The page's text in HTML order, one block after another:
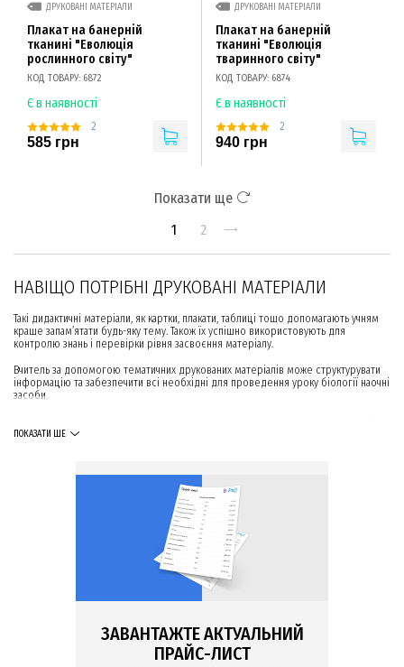
ЗАВАНТАЖТЕ АКТУАЛЬНИЙ
ПРАЙС-ЛИСТ
ДРУКОВАНІ МАТЕРІАЛИ
Плакат на банерній
тканині "Еволюція
рослинного світу"
КОД ТОВАРУ: 6872
Є в наявності
2
585 грн
ДРУКОВАНІ МАТЕРІАЛИ
Плакат на банерній
тканині "Еволюція
тваринного світу"
КОД ТОВАРУ: 6874
Є в наявності
2
940 грн
1 2
Показати ще
НАВІЩО ПОТРІБНІ ДРУКОВАНІ МАТЕРІАЛИ
Такі дидактичні матеріали, як картки, плакати, таблиці тощо допомагають учням
краще запам’ятати будь-яку тему. Також їх успішно використовують для
контролю знань і перевірки рівня засвоєння матеріалу.
Вчитель за допомогою тематичних друкованих матеріалів може структурувати
інформацію та забезпечити всі необхідні для проведення уроку біології наочні
засоби.
ЯКІ БУВАЮТЬ ДРУКОВАНІ МАТЕРІАЛИ З БІОЛОГІЇ
Портрети видатних біологів світу— для демонстрації на уроках за
відповідними темами. На плакатах вказано прізвище, ім’я, по батькові, а
також роки життя кожного науковця.
«Біологія людини» за різними темами:
«Ендокринна система, кровообіг, тканини організму»
, вестибулярний
Розмір кожного такого плакату — 1000х600 мм. Вони ламіновані (для
ПОКАЗАТИ ЩЕ